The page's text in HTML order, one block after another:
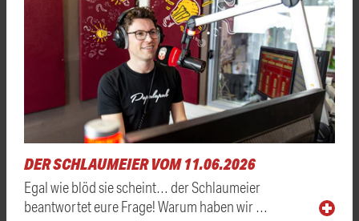
DER SCHLAUMEIER VOM 11.06.2026
Egal wie blöd sie scheint… der Schlaumeier
beantwortet eure Frage! Warum haben wir …